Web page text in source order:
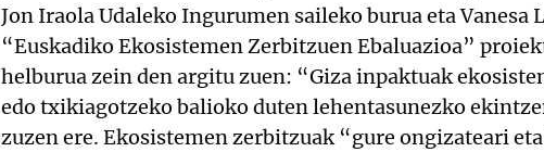
Jon Iraola Udaleko Ingurumen saileko burua eta
“Euskadiko Ekosistemen Zerbitzuen Ebaluazioa”
helburua zein den argitu zuen: “Giza inpaktuak
edo txikiagotzeko balioko duten lehentasunezko
zuzen ere. Ekosistemen zerbitzuak “gure ongizateari